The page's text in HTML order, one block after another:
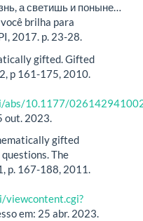
а светишь и поныне…
brilha para
2017. p. 23-28.
gifted. Gifted
p 161-175, 2010.
abs/10.1177/
out. 2023.
gifted
The
p. 167-188, 2011.
viewcontent.cgi?
em: 25 abr. 2023.